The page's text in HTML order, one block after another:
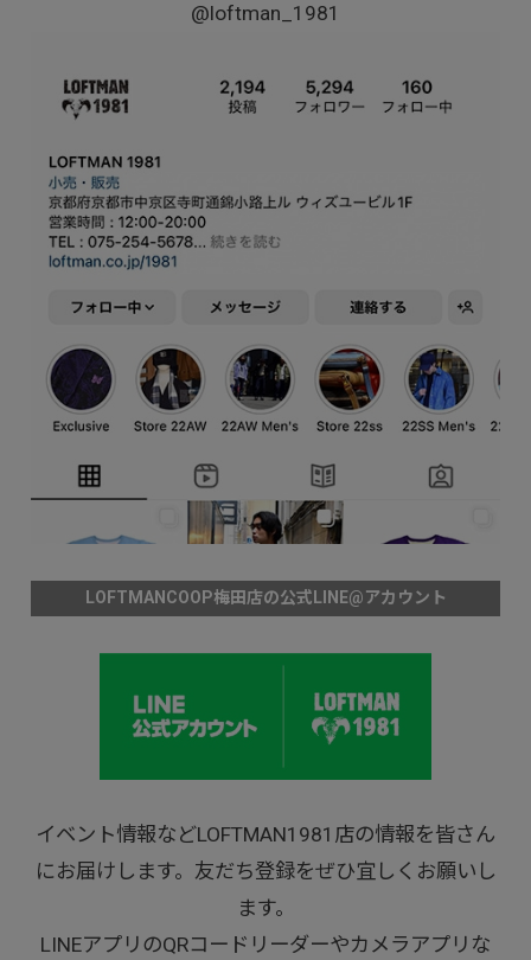
@loftman_1981
LOFTMANCOOP梅田店の公式LINE@アカウント
イベント情報などLOFTMAN1981店の情報を皆さん
にお届けします。友だち登録をぜひ宜しくお願いし
ます。
LINEアプリのQRコードリーダーやカメラアプリな